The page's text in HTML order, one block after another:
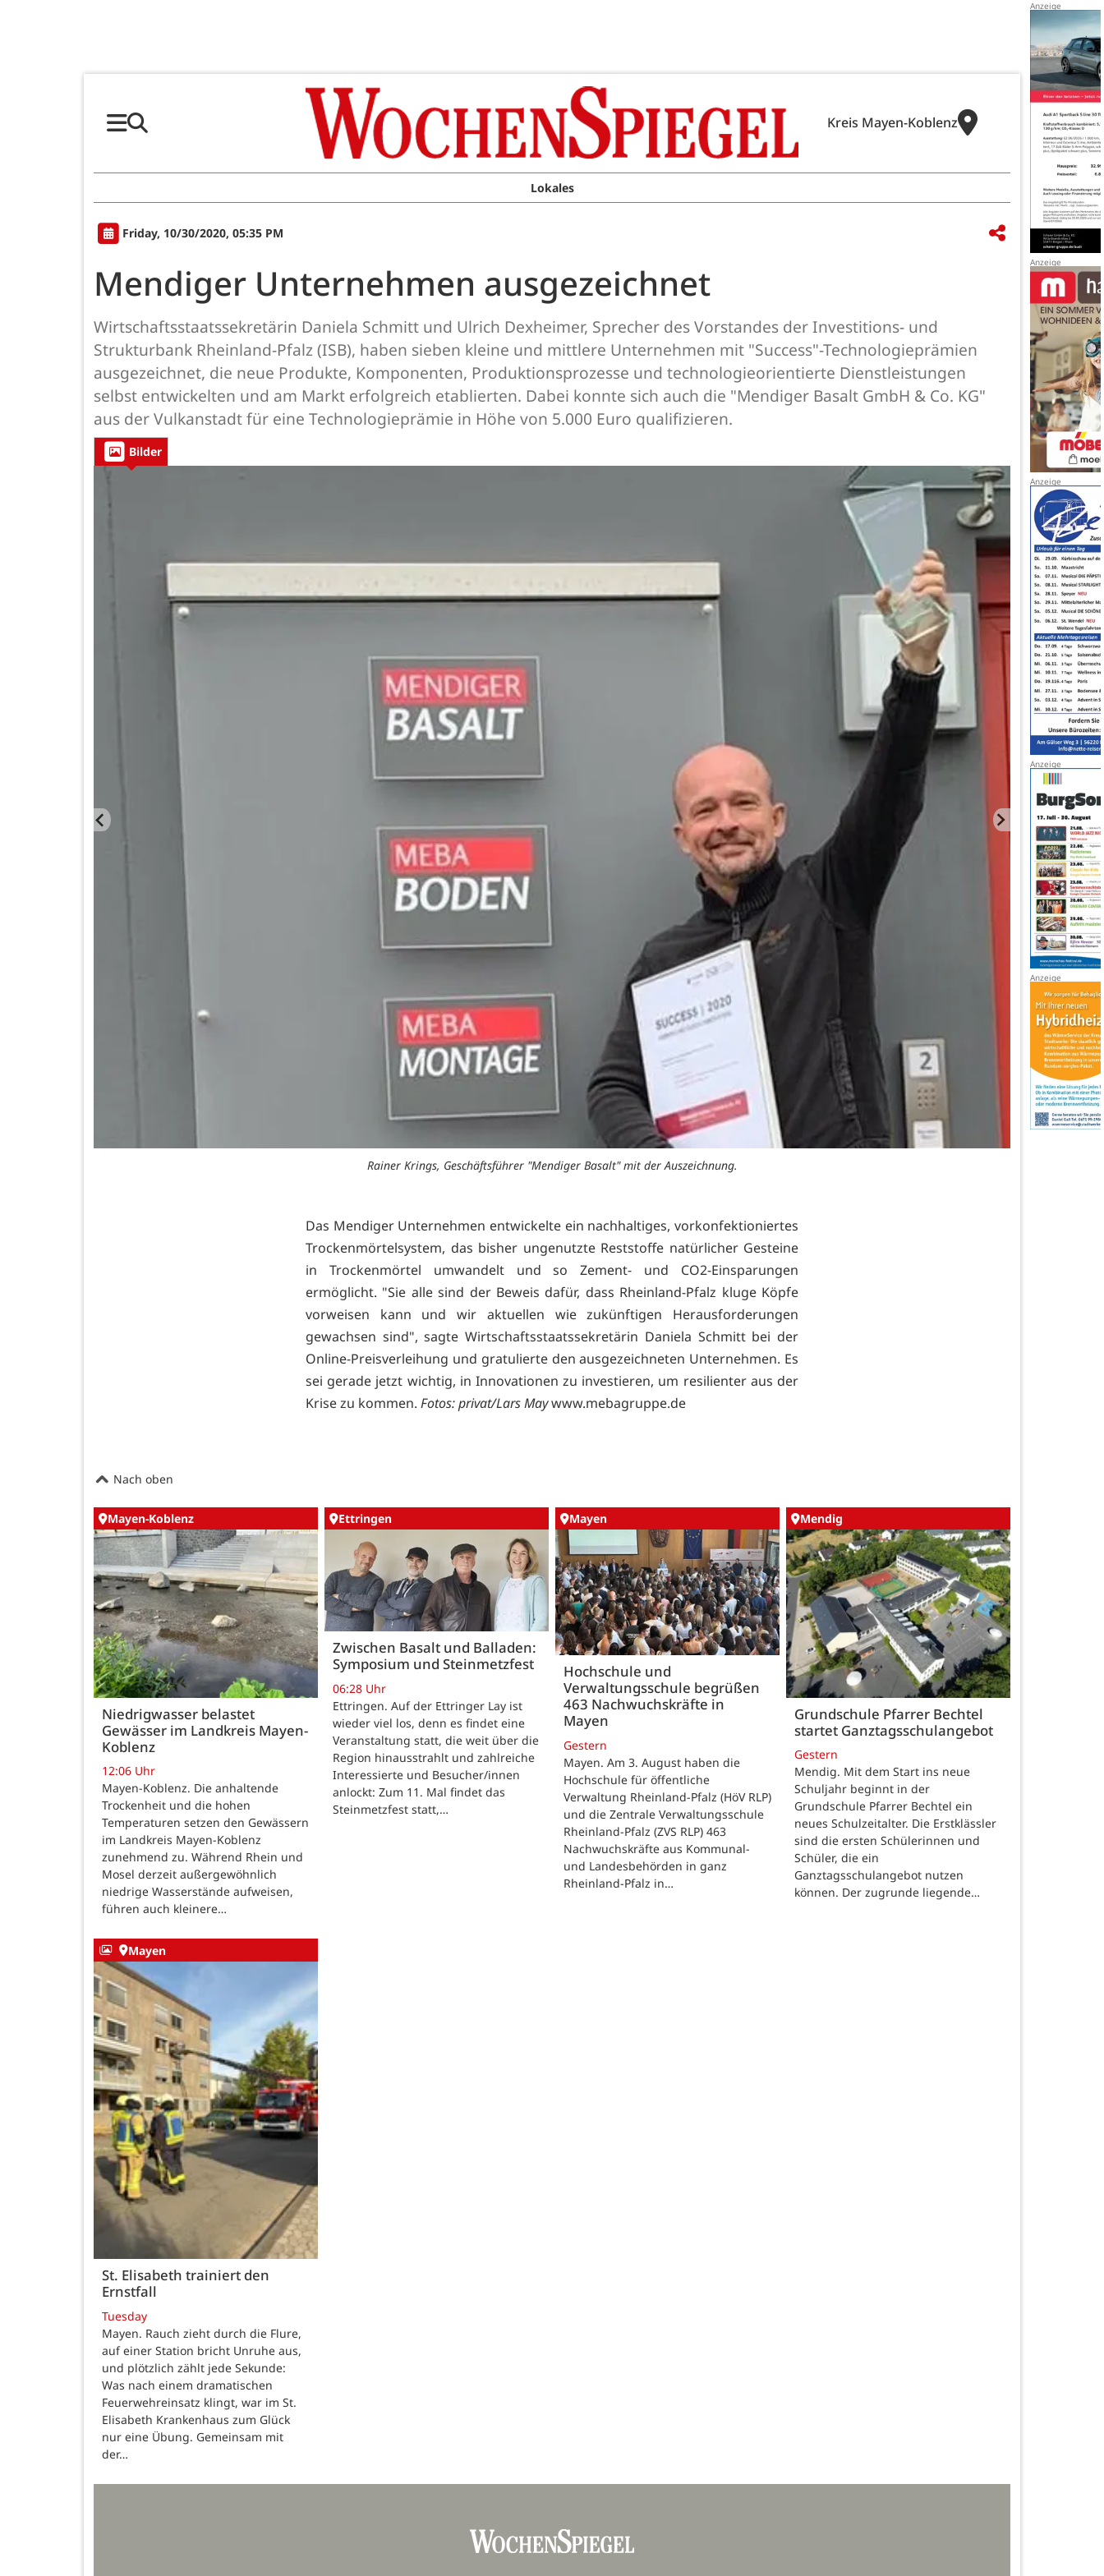
Kreis Mayen-Koblenz
Lokales
Friday, 10/30/2020, 05:35 PM
Mendiger Unternehmen ausgezeichnet
Wirtschaftsstaatssekretärin Daniela Schmitt und Ulrich Dexheimer, Sprecher des Vorstandes der Investitions- und
Strukturbank Rheinland-Pfalz (ISB), haben sieben kleine und mittlere Unternehmen mit "Success"-Technologieprämien
ausgezeichnet, die neue Produkte, Komponenten, Produktionsprozesse und technologieorientierte Dienstleistungen
selbst entwickelten und am Markt erfolgreich etablierten. Dabei konnte sich auch die "Mendiger Basalt GmbH & Co. KG"
aus der Vulkanstadt für eine Technologieprämie in Höhe von 5.000 Euro qualifizieren.
Bilder
Rainer Krings, Geschäftsführer "Mendiger Basalt" mit der Auszeichnung.
Das Mendiger Unternehmen entwickelte ein nachhaltiges, vorkonfektioniertes
Trockenmörtelsystem, das bisher ungenutzte Reststoffe natürlicher Gesteine
in Trockenmörtel umwandelt und so Zement- und CO2-Einsparungen
ermöglicht. "Sie alle sind der Beweis dafür, dass Rheinland-Pfalz kluge Köpfe
vorweisen kann und wir aktuellen wie zukünftigen Herausforderungen
gewachsen sind", sagte Wirtschaftsstaatssekretärin Daniela Schmitt bei der
Online-Preisverleihung und gratulierte den ausgezeichneten Unternehmen. Es
sei gerade jetzt wichtig, in Innovationen zu investieren, um resilienter aus der
Krise zu kommen. Fotos: privat/Lars Maywww.mebagruppe.de
Nach oben
Mayen-Koblenz
Niedrigwasser belastet
Gewässer im Landkreis Mayen-
Koblenz
12:06 Uhr
Mayen-Koblenz. Die anhaltende
Trockenheit und die hohen
Temperaturen setzen den Gewässern
im Landkreis Mayen-Koblenz
zunehmend zu. Während Rhein und
Mosel derzeit außergewöhnlich
niedrige Wasserstände aufweisen,
führen auch kleinere…
Ettringen
Zwischen Basalt und Balladen:
Symposium und Steinmetzfest
06:28 Uhr
Ettringen. Auf der Ettringer Lay ist
wieder viel los, denn es findet eine
Veranstaltung statt, die weit über die
Region hinausstrahlt und zahlreiche
Interessierte und Besucher/innen
anlockt: Zum 11. Mal findet das
Steinmetzfest statt,…
Mayen
Hochschule und
Verwaltungsschule begrüßen
463 Nachwuchskräfte in
Mayen
Gestern
Mayen. Am 3. August haben die
Hochschule für öffentliche
Verwaltung Rheinland-Pfalz (HöV RLP)
und die Zentrale Verwaltungsschule
Rheinland-Pfalz (ZVS RLP) 463
Nachwuchskräfte aus Kommunal-
und Landesbehörden in ganz
Rheinland-Pfalz in…
Mendig
Grundschule Pfarrer Bechtel
startet Ganztagsschulangebot
Gestern
Mendig. Mit dem Start ins neue
Schuljahr beginnt in der
Grundschule Pfarrer Bechtel ein
neues Schulzeitalter. Die Erstklässler
sind die ersten Schülerinnen und
Schüler, die ein
Ganztagsschulangebot nutzen
können. Der zugrunde liegende…
Mayen
St. Elisabeth trainiert den
Ernstfall
Tuesday
Mayen. Rauch zieht durch die Flure,
auf einer Station bricht Unruhe aus,
und plötzlich zählt jede Sekunde:
Was nach einem dramatischen
Feuerwehreinsatz klingt, war im St.
Elisabeth Krankenhaus zum Glück
nur eine Übung. Gemeinsam mit
der…